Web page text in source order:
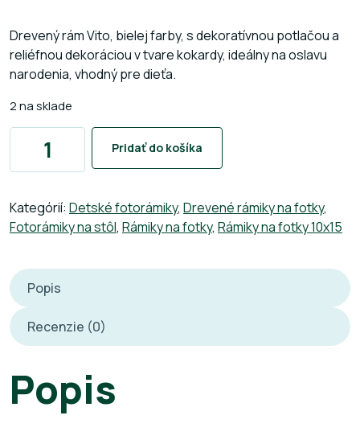
Drevený rám Vito, bielej farby, s dekoratívnou potlačou a
reliéfnou dekoráciou v tvare kokardy, ideálny na oslavu
narodenia, vhodný pre dieťa.
2 na sklade
Pridať do košíka
Kategórií: Detské fotorámiky, Drevené rámiky na fotky,
Fotorámiky na stôl, Rámiky na fotky, Rámiky na fotky 10x15
Popis
Recenzie (0)
Popis